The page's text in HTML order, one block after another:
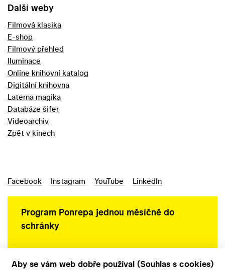
Další weby
Filmová klasika
E-shop
Filmový přehled
Iluminace
Online knihovní katalog
Digitální knihovna
Laterna magika
Databáze šifer
Videoarchiv
Zpět v kinech
Facebook Instagram YouTube LinkedIn
Program Ponrepa jednou měsíčně do
schránky
Aby se vám web dobře používal (Souhlas s cookies)